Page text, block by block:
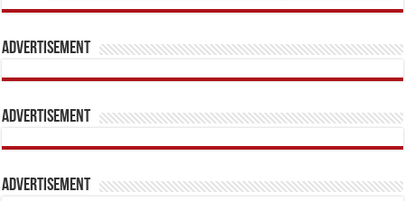
Advertisement
Advertisement
Advertisement